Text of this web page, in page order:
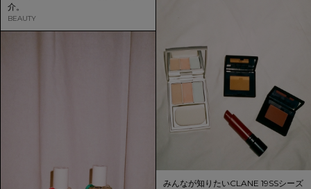
介。
BEAUTY
みんなが知りたいCLANE 19SSシーズ